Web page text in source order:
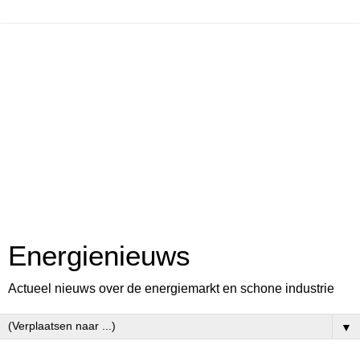
Energienieuws
Actueel nieuws over de energiemarkt en schone industrie
▼